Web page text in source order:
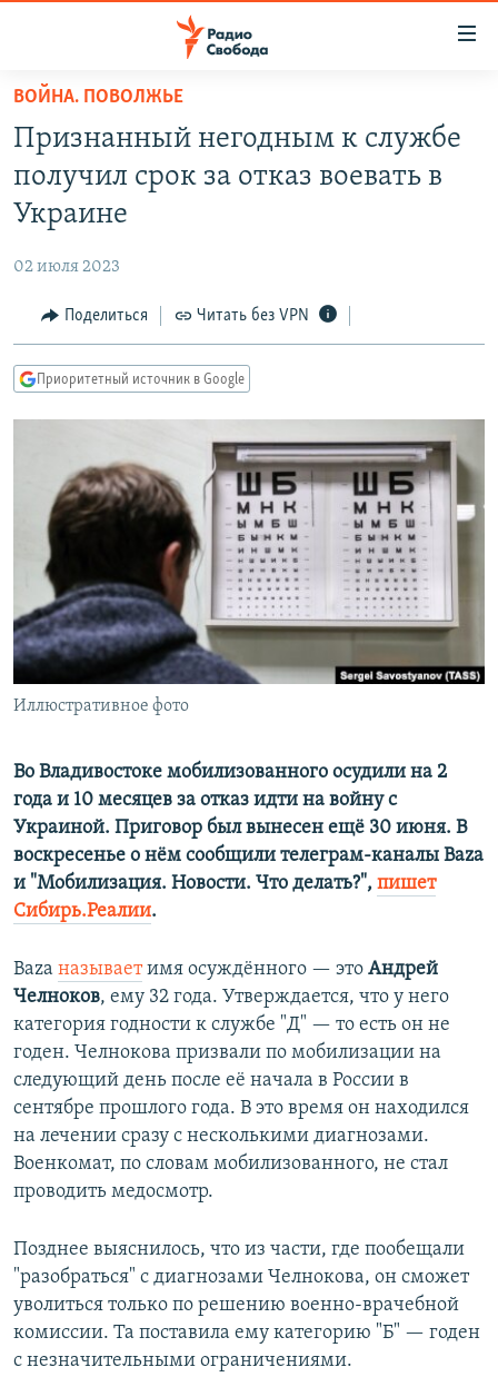
упрощенного
доступа
основному
Вернутся
Вернутся
ПОДКАСТЫ
АВТОРСКИЕ ПРОЕКТЫ
МНЕНИЯ
КУЛЬТУРА
КАВКАЗ.РЕАЛИИ
СИБИРЬ.РЕАЛИИ
РАСПИСАНИЕ ВЕЩАНИЯ
ПОДПИШИТЕСЬ НА РАССЫЛКУ
СОЦИАЛЬНЫЕ СЕТИ
Все сайты РСЕ/РС
ВОЙНА. ПОВОЛЖЬЕ
Признанный негодным к службе
получил срок за отказ воевать в
Украине
02 июля 2023
Поделиться Читать без VPN
Приоритетный источник в Google
Иллюстративное фото
Во Владивостоке мобилизованного осудили на 2
года и 10 месяцев за отказ идти на войну с
Украиной. Приговор был вынесен ещё 30 июня. В
воскресенье о нём сообщили телеграм-каналы Baza
и "Мобилизация. Новости. Что делать?", пишет
Сибирь.Реалии.
Baza называетимя осуждённого — это Андрей
Челноков, ему 32 года. Утверждается, что у него
категория годности к службе "Д" — то есть он не
годен. Челнокова призвали по мобилизации на
следующий день после её начала в России в
сентябре прошлого года. В это время он находился
на лечении сразу с несколькими диагнозами.
Военкомат, по словам мобилизованного, не стал
проводить медосмотр.
Позднее выяснилось, что из части, где пообещали
"разобраться" с диагнозами Челнокова, он сможет
уволиться только по решению военно-врачебной
комиссии. Та поставила ему категорию "Б" — годен
с незначительными ограничениями.